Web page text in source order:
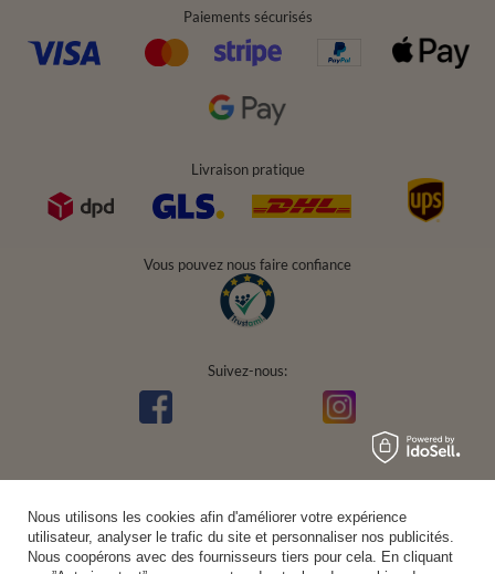
Paiements sécurisés
Livraison pratique
Vous pouvez nous faire confiance
Suivez-nous:
Nous utilisons les cookies afin d'améliorer votre expérience
utilisateur, analyser le trafic du site et personnaliser nos publicités.
Nous coopérons avec des fournisseurs tiers pour cela. En cliquant